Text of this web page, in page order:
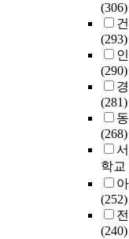
(306)
(293)
(290)
(281)
(268)
학교
(252)
(240)